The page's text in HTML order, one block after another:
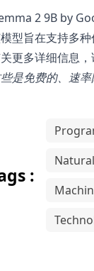
2 9B by
型旨在支持多
更多详细信息，
是免费的、速
: